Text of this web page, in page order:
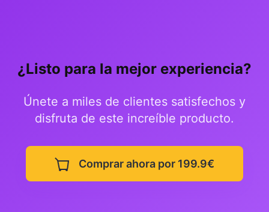
¿Listo para la mejor experiencia?
Únete a miles de clientes satisfechos y
disfruta de este increíble producto.
Comprar ahora por 199.9€